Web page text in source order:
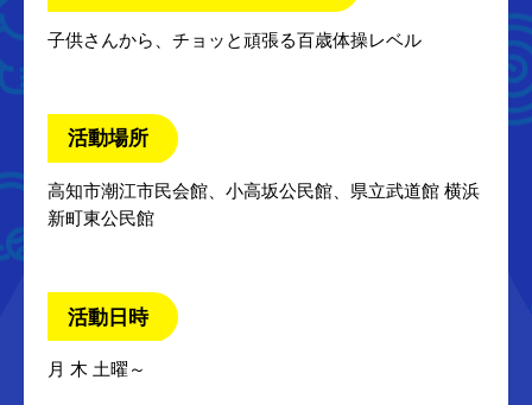
子供さんから、チョッと頑張る百歳体操レベル
活動場所
高知市潮江市民会館、小高坂公民館、県立武道館 横浜
新町東公民館
活動日時
月 木 土曜～